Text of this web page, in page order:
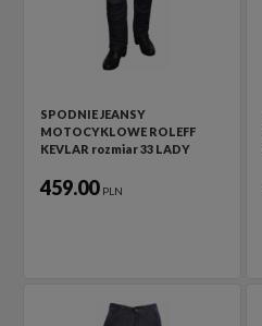
SPODNIE JEANSY
MOTOCYKLOWE ROLEFF
KEVLAR rozmiar 33 LADY
459.00 PLN